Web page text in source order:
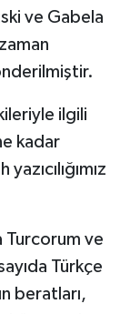
ve Gabela
ilgili
kadar
Turcorum ve
Türkçe
beratları,